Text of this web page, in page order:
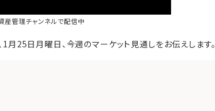
産管理チャンネルで配信中
1月25日月曜日、今週のマーケット見通しをお伝えします。